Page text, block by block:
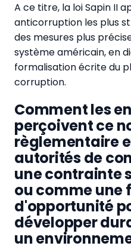
A ce titre, la loi Sapin II
anticorruption les plus
des mesures plus
système américain, en
formalisation écrite du
corruption.
Comment les
perçoivent ce
règlementaire
autorités de
une contrainte
ou comme une
d'opportunité
développer
un